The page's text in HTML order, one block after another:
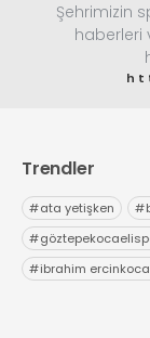
Şehrimizin
haberleri
Trendler
#ata yetişken #
#
#ibrahim